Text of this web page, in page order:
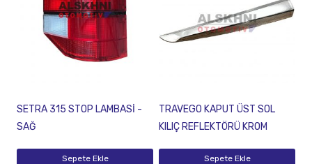
SETRA 315 STOP LAMBASİ -
SAĞ
Sepete Ekle
TRAVEGO KAPUT ÜST SOL
KILIÇ REFLEKTÖRÜ KROM
Sepete Ekle